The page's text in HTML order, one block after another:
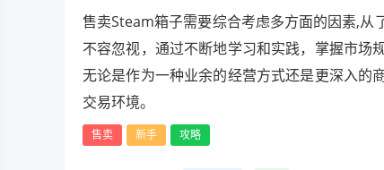
售卖Steam箱子需要综合考虑多方面的因素,
不容忽视，通过不断地学习和实践，掌握市场
无论是作为一种业余的经营方式还是更深入的
交易环境。
售卖 新手 攻略